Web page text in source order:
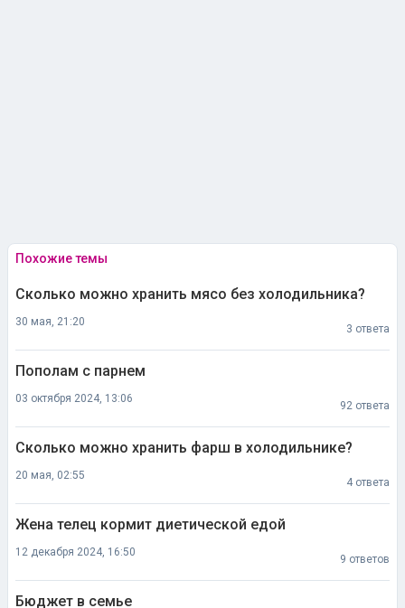
Похожие темы
Сколько можно хранить мясо без холодильника?
30 мая, 21:20
3 ответа
Пополам с парнем
03 октября 2024, 13:06
92 ответа
Сколько можно хранить фарш в холодильнике?
20 мая, 02:55
4 ответа
Жена телец кормит диетической едой
12 декабря 2024, 16:50
9 ответов
Бюджет в семье